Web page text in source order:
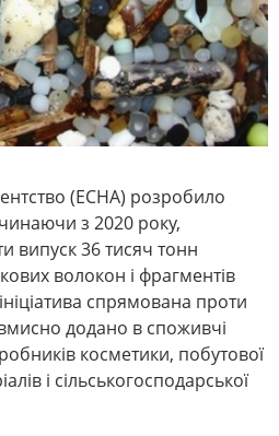
(ECHA) розробило
з 2020 року,
випуск 36 тисяч тонн
волокон і фрагментів
спрямована проти
додано в споживчі
косметики, побутової
і сільськогосподарської